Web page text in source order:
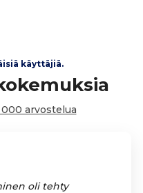
käyttäjiä.
000 arvostelua
oli tehty